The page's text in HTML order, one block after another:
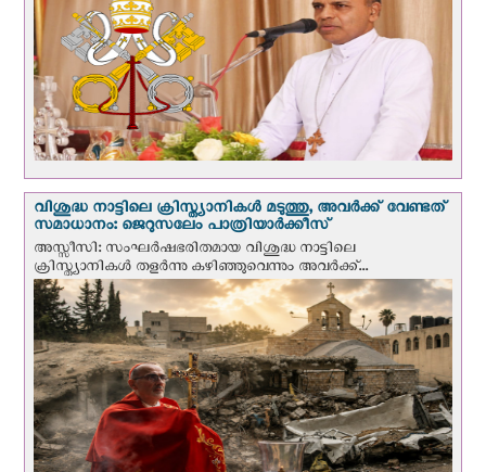
വിശുദ്ധ നാട്ടിലെ ക്രിസ്ത്യാനികൾ മടുത്തു, അവർക്ക് വേണ്ടത്
സമാധാനം: ജെറുസലേം പാത്രിയാര്‍ക്കീസ്
അസ്സീസി: സംഘര്‍ഷഭരിതമായ വിശുദ്ധ നാട്ടിലെ
ക്രിസ്ത്യാനികൾ തളര്‍ന്നു കഴിഞ്ഞുവെന്നും അവർക്ക്...